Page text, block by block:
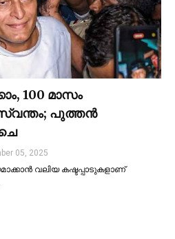
100 മാസം
പുത്തന്‍
05, 2025
വലിയ കഷ്ടപ്പാടുകളാണ്